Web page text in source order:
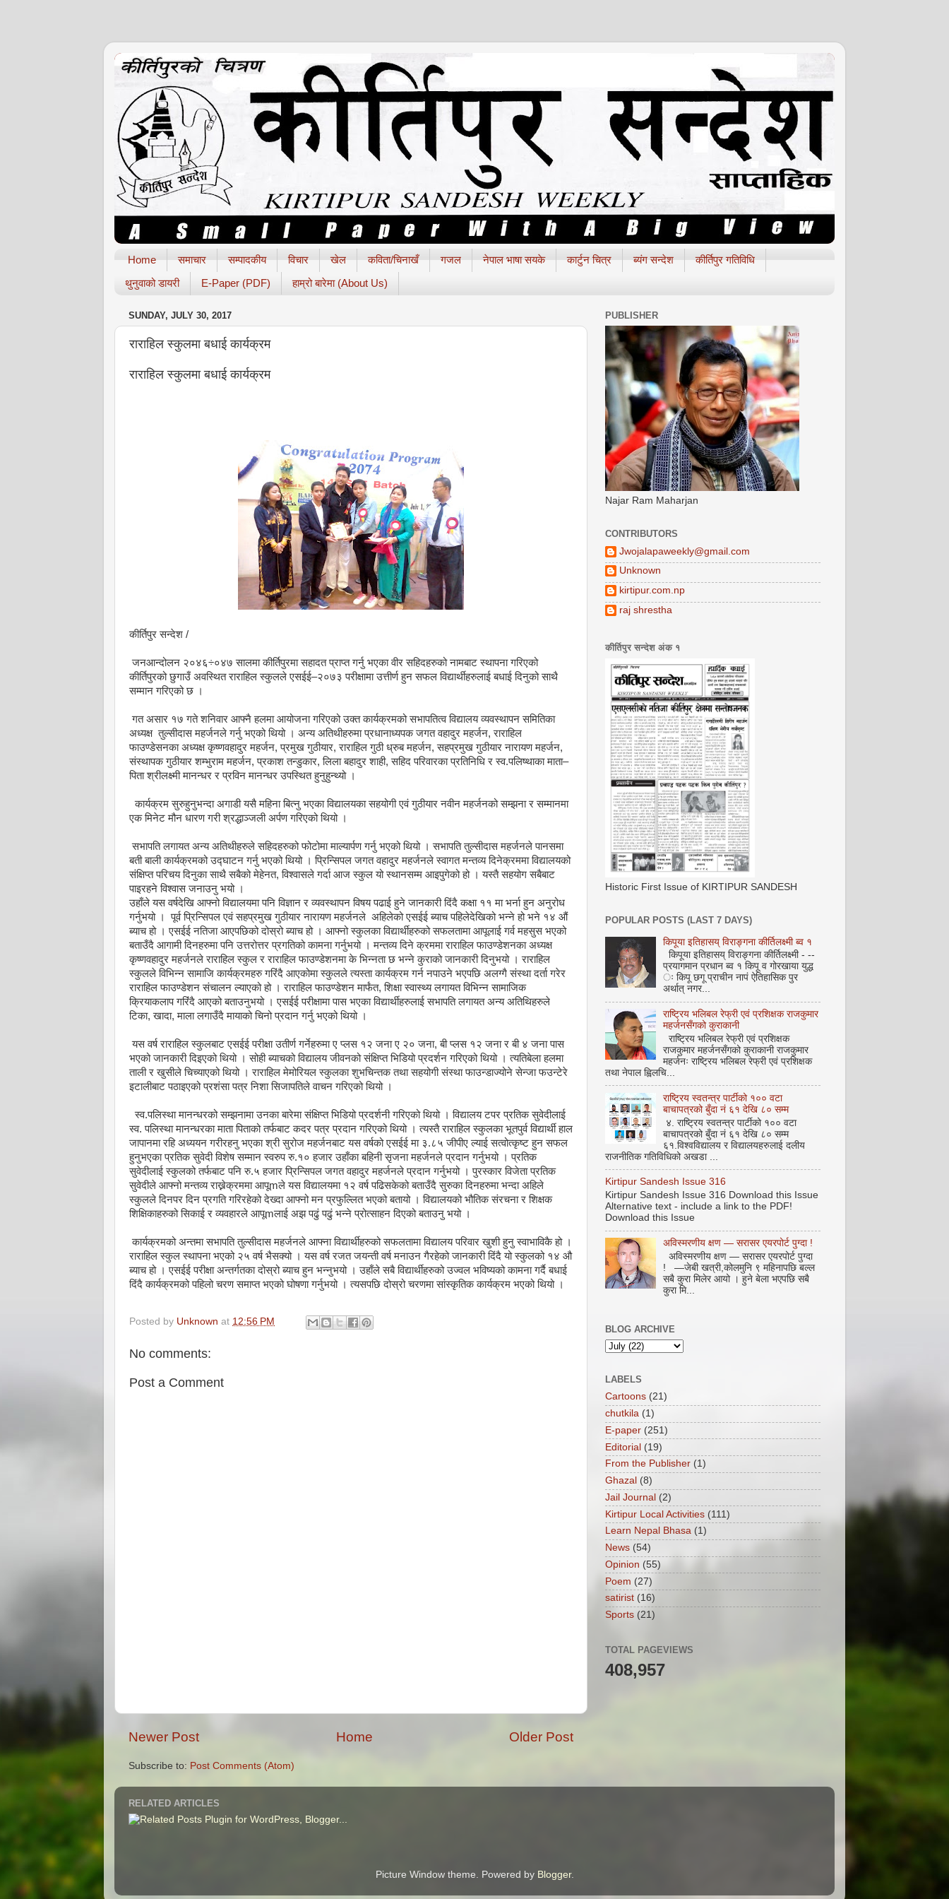
Home समाचार सम्पादकीय विचार खेल कविता/चिनाखँ गजल नेपाल भाषा सयके कार्टुन चित्र ब्यंग सन्देश
कीर्तिपुर गतिविधि
थुनुवाको डायरी
E-Paper (PDF) हाम्रो बारेमा (About Us)
SUNDAY, JULY 30, 2017
राराहिल स्कुलमा बधाई कार्यक्रम
राराहिल स्कुलमा बधाई कार्यक्रम
कीर्तिपुर सन्देश /
जनआन्दोलन २०४६÷०४७ सालमा कीर्तिपुरमा सहादत प्राप्त गर्नु भएका वीर सहिदहरुको नामबाट स्थापना गरिएको
कीर्तिपुरको छुगाउँ अवस्थित राराहिल स्कुलले एसईई–२०७३ परीक्षामा उत्तीर्ण हुन सफल विद्यार्थीहरुलाई बधाई दिनुको साथै
सम्मान गरिएको छ ।
गत असार १७ गते शनिवार आफ्नै हलमा आयोजना गरिएको उक्त कार्यक्रमको सभापतित्व विद्यालय व्यवस्थापन समितिका
अध्यक्ष तुल्सीदास महर्जनले गर्नु भएको थियो । अन्य अतिथीहरुमा प्रधानाध्यपक जगत वहादुर महर्जन, राराहिल
फाउण्डेसनका अध्यक्ष कृष्णवहादुर महर्जन, प्रमुख गुठीयार, राराहिल गुठी ध्रुब महर्जन, सहप्रमुख गुठीयार नारायण महर्जन,
संस्थापक गुठीयार शम्भुराम महर्जन, प्रकाश तन्डुकार, लिला बहादुर शाही, सहिद परिवारका प्रतिनिधि र स्व.पलिष्थाका माता–
पिता श्रीलक्ष्मी मानन्धर र प्रविन मानन्धर उपस्थित हुनुहुन्थ्यो ।
कार्यक्रम सुरुहुनुभन्दा अगाडी यसै महिना बित्नु भएका विद्यालयका सहयोगी एवं गुठीयार नवीन महर्जनको सम्झना र सम्मानमा
एक मिनेट मौन धारण गरी श्रद्धाञ्जली अर्पण गरिएको थियो ।
सभापति लगायत अन्य अतिथीहरुले सहिदहरुको फोटोमा माल्यार्पण गर्नु भएको थियो । सभापति तुल्सीदास महर्जनले पानसमा
बती बाली कार्यक्रमको उद्घाटन गर्नु भएको थियो । प्रिन्सिपल जगत वहादुर महर्जनले स्वागत मन्तव्य दिनेक्रममा विद्यालयको
संक्षिप्त परिचय दिनुका साथै सबैको मेहेनत, विश्वासले गर्दा आज स्कुल यो स्थानसम्म आइपुगेको हो । यस्तै सहयोग सबैबाट
पाइरहने विश्वास जनाउनु भयो ।
उहाँले यस वर्षदेखि आफ्नो विद्यालयमा पनि विज्ञान र व्यवस्थापन विषय पढाई हुने जानकारी दिंदै कक्षा ११ मा भर्ना हुन अनुरोध
गर्नुभयो । पूर्व प्रिन्सिपल एवं सहप्रमुख गुठीयार नारायण महर्जनले अहिलेको एसईई ब्याच पहिलेदेखिको भन्ने हो भने १४ औं
ब्याच हो । एसईई नतिजा आएपछिको दोस्रो ब्याच हो । आफ्नो स्कुलका विद्यार्थीहरुको सफलतामा आपूलाई गर्व महसुस भएको
बताउँदै आगामी दिनहरुमा पनि उत्तरोत्तर प्रगतिको कामना गर्नुभयो । मन्तव्य दिने क्रममा राराहिल फाउण्डेशनका अध्यक्ष
कृष्णवहादुर महर्जनले राराहिल स्कुल र राराहिल फाउण्डेशनमा के भिन्नता छ भन्ने कुराको जानकारी दिनुभयो । राराहिल
स्कुलले विभिन्न सामाजि कार्यक्रमहरु गरिंदै आएकोमा स्कुलले त्यस्ता कार्यक्रम गर्न नपाउने भएपछि अलग्गै संस्था दर्ता गरेर
राराहिल फाउण्डेशन संचालन ल्याएको हो । राराहिल फाउण्डेशन मार्फंत, शिक्षा स्वास्थ्य लगायत विभिन्न सामाजिक
क्रियाकलाप गरिंंदै आएको बताउनुभयो । एसईई परीक्षामा पास भएका विद्यार्थीहरुलाई सभापति लगायत अन्य अतिथिहरुले
टिका, खादा, माला लगाउँदै मायाको चिनो प्रदान गर्नु भएको थियो ।
यस वर्ष राराहिल स्कुलबाट एसईई परीक्षा उतीर्ण गर्नेहरुमा ए प्लस १२ जना ए २० जना, बी प्लस १२ जना र बी ४ जना पास
भएको जानकारी दिइएको थियो । सोही ब्याचको विद्यालय जीवनको संक्षिप्त भिडियो प्रदर्शन गरिएको थियो । त्यतिबेला हलमा
ताली र खुसीले चिच्याएको थियो । राराहिल मेमोरियल स्कुलका शुभचिन्तक तथा सहयोगी संस्था फाउन्डाज्योने सेन्जा फउन्टेरे
इटालीबाट पठाइएको प्रशंसा पत्र निशा सिजापतिले वाचन गरिएको थियो ।
स्व.पलिस्था मानन्धरको सम्झनामा उनका बारेमा संक्षिप्त भिडियो प्रदर्शनी गरिएको थियो । विद्यालय टपर प्रतिक सुवेदीलाई
स्व. पलिस्था मानन्धरका माता पिताको तर्फबाट कदर पत्र प्रदान गरिएको थियो । त्यस्तै राराहिल स्कुलका भूतपुर्व विद्यार्थी हाल
जापानमा रहि अध्ययन गरीरहनु भएका श्री सुरोज महर्जनबाट यस वर्षको एसईई मा ३.८५ जीपीए ल्याई सत्वोत्कृष्ट हुन सफल
हुनुभएका प्रतिक सुवेदी विशेष सम्मान स्वरुप रु.१० हजार उहाँका बहिनी सृजना महर्जनले प्रदान गर्नुभयो । प्रतिक
सुवेदीलाई स्कुलको तर्फबाट पनि रु.५ हजार प्रिन्सिपल जगत वहादुर महर्जनले प्रदान गर्नुभयो । पुरस्कार विजेता प्रतिक
सुवेदीले आफ्नो मन्तव्य राख्नेक्रममा आपूmले यस विद्यालयमा १२ वर्ष पढिसकेको बताउँदै सुरुका दिनहरुमा भन्दा अहिले
स्कुलले दिनपर दिन प्रगति गरिरहेको देख्दा आफ्नो मन प्रफुल्लित भएको बतायो । विद्यालयको भौतिक संरचना र शिक्षक
शिक्षिकाहरुको सिकाई र व्यवहारले आपूmलाई अझ पढुं पढुं भन्ने प्रोत्साहन दिएको बताउनु भयो ।
कार्यक्रमको अन्तमा सभापति तुल्सीदास महर्जनले आफ्ना विद्यार्थीहरुको सफलतामा विद्यालय परिवार खुशी हुनु स्वाभाविकै हो ।
राराहिल स्कुल स्थापना भएको २५ वर्ष भैसक्यो । यस वर्ष रजत जयन्ती वर्ष मनाउन गैरहेको जानकारी दिंदै यो स्कुलको १४ औ
ब्याच हो । एसईई परीक्षा अन्तर्गतका दोस्रो ब्याच हुन भन्नुभयो । उहाँले सबै विद्यार्थीहरुको उज्वल भविष्यको कामना गर्दै बधाई
दिंदै कार्यक्रमको पहिलो चरण समाप्त भएको घोषणा गर्नुभयो । त्यसपछि दोस्रो चरणमा सांस्कृतिक कार्यक्रम भएको थियो ।
Posted by Unknown at 12:56 PM
No comments:
Post a Comment
Newer Post Older Post
Home
Subscribe to: Post Comments (Atom)
PUBLISHER
Najar Ram Maharjan
CONTRIBUTORS
Jwojalapaweekly@gmail.com
Unknown
kirtipur.com.np
raj shrestha
कीर्तिपुर सन्देश अंक १
Historic First Issue of KIRTIPUR SANDESH
POPULAR POSTS (LAST 7 DAYS)
किपूया इतिहासय् विराङ्गना कीर्तिलक्ष्मी ब्व १
किपूया इतिहासय् विराङ्गना कीर्तिलक्ष्मी - --
प्रयागमान प्रधान ब्व १ किपू व गोरखाया युद्ध
ः किपू छगू प्राचीन नापं ऐतिहासिक पुर
अर्थात् नगर...
राष्ट्रिय भलिबल रेफ्री एवं प्रशिक्षक राजकुमार
महर्जनसँगको कुराकानी
राष्ट्रिय भलिबल रेफ्री एवं प्रशिक्षक
राजकुमार महर्जनसँगको कुराकानी राजकुमार
महर्जनः राष्ट्रिय भलिबल रेफ्री एवं प्रशिक्षक
तथा नेपाल ह्विलचि...
राष्ट्रिय स्वतन्त्र पार्टीको १०० वटा
बाचापत्रको बुँदा नं ६१ देखि ८० सम्म
४. राष्ट्रिय स्वतन्त्र पार्टीको १०० वटा
बाचापत्रको बुँदा नं ६१ देखि ८० सम्म
६१.विश्वविद्यालय र विद्यालयहरुलाई दलीय
राजनीतिक गतिविधिको अखडा ...
Kirtipur Sandesh Issue 316
Kirtipur Sandesh Issue 316 Download this Issue
Alternative text - include a link to the PDF!
Download this Issue
अविस्मरणीय क्षण — सरासर एयरपोर्ट पुग्दा !
अविस्मरणीय क्षण — सरासर एयरपोर्ट पुग्दा
! —जेबी खत्री,कोलमुनि ९ महिनापछि बल्ल
सबै कुरा मिलेर आयो । हुने बेला भएपछि सबै
कुरा मि...
BLOG ARCHIVE
LABELS
Cartoons (21)
chutkila (1)
E-paper (251)
Editorial (19)
From the Publisher (1)
Ghazal (8)
Jail Journal (2)
Kirtipur Local Activities (111)
Learn Nepal Bhasa (1)
News (54)
Opinion (55)
Poem (27)
satirist (16)
Sports (21)
TOTAL PAGEVIEWS
408,957
RELATED ARTICLES
Picture Window theme. Powered by Blogger.